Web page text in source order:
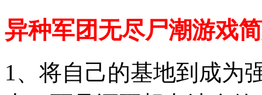
异种军团无尽尸潮游戏
1、将自己的基地到成为